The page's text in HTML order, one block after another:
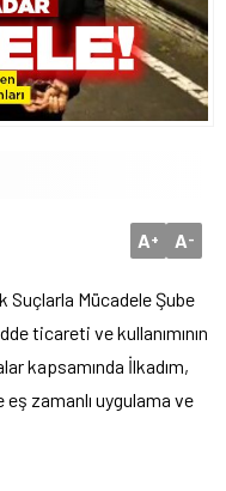
A+ A-
Mücadele Şube
ticareti ve kullanımının
kapsamında İlkadım,
zamanlı uygulama ve